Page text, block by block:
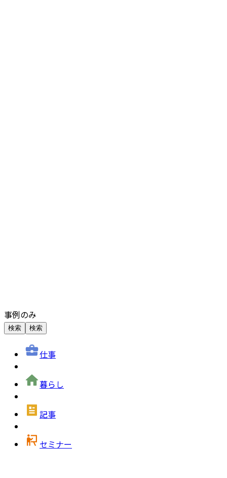
事例のみ
検索 検索
仕事
暮らし
記事
セミナー